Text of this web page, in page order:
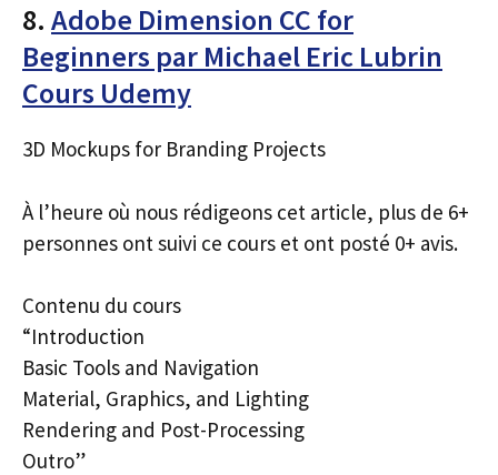
8. Adobe Dimension CC for
Beginners par Michael Eric Lubrin
Cours Udemy
3D Mockups for Branding Projects
À l’heure où nous rédigeons cet article, plus de 6+
personnes ont suivi ce cours et ont posté 0+ avis.
Contenu du cours
“Introduction
Basic Tools and Navigation
Material, Graphics, and Lighting
Rendering and Post-Processing
Outro”